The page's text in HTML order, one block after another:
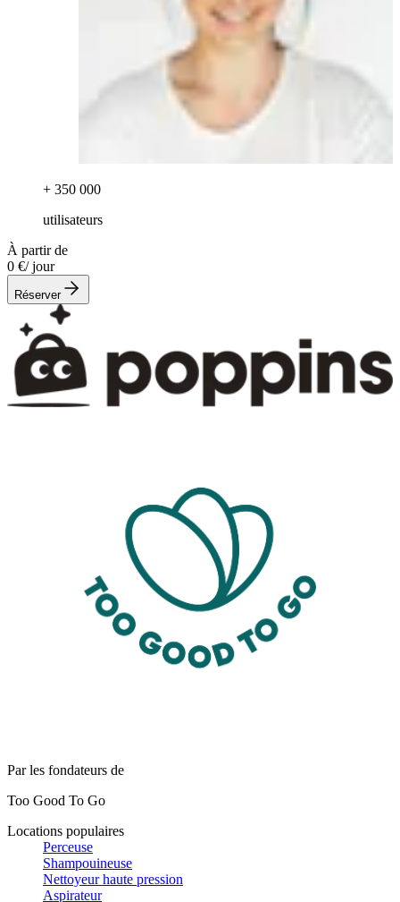
+ 350 000
utilisateurs
À partir de
0 €/ jour
Réserver
Par les fondateurs de
Too Good To Go
Locations populaires
Perceuse
Shampouineuse
Nettoyeur haute pression
Aspirateur